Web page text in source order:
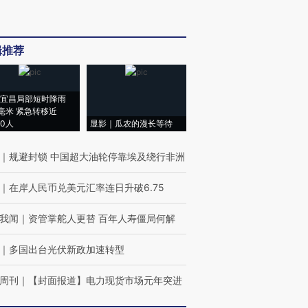
荐
昌局部短时降雨
米 紧急转移近
人
显影｜瓜农的漫长等待
｜ 规避封锁 中国超大油轮停靠埃及绕行非洲
｜ 在岸人民币兑美元汇率连日升破6.75
闻 ｜ 资管掌舵人更替 百年人寿僵局何解
｜ 多国出台光伏新政加速转型
刊 ｜ 【封面报道】电力现货市场元年突进